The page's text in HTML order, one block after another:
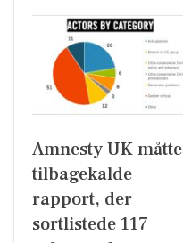
Amnesty UK måtte
tilbagekalde
rapport, der
sortlistede 117